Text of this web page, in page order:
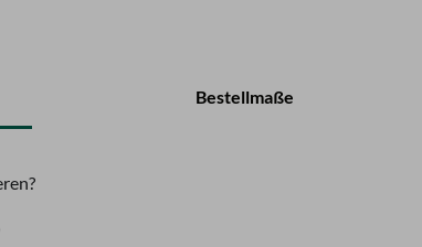
Bestellmaße